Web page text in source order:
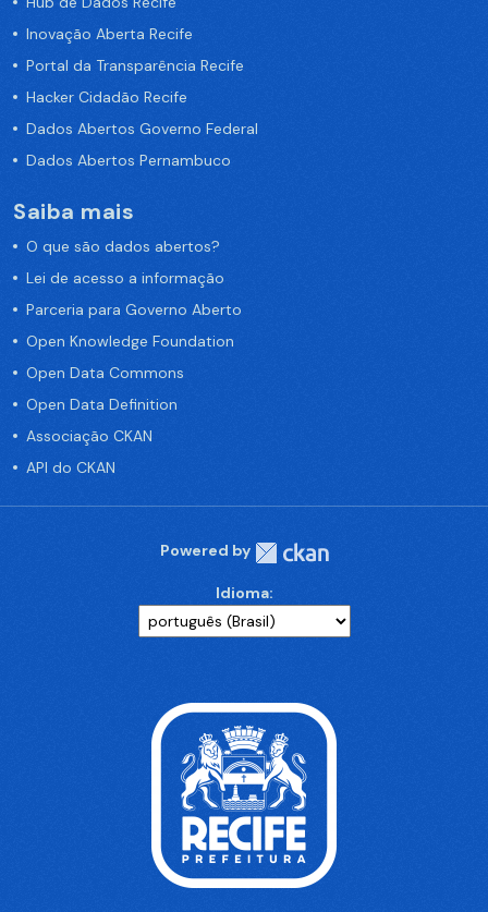
Inovação Aberta Recife
Portal da Transparência Recife
Hacker Cidadão Recife
Dados Abertos Governo Federal
Dados Abertos Pernambuco
Saiba mais
O que são dados abertos?
Lei de acesso a informação
Parceria para Governo Aberto
Open Knowledge Foundation
Open Data Commons
Open Data Definition
Associação CKAN
API do CKAN
Powered by
Idioma